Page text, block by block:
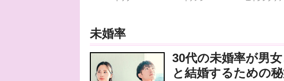
未婚率
30代の未婚率が男
と結婚するための